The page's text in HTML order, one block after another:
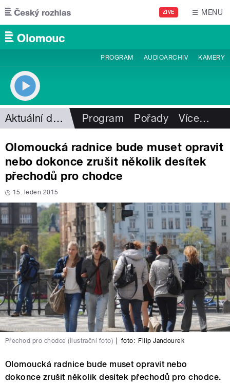
Přejít k hlavnímu obsahu
ŽIVĚ MENU
PROGRAM AUDIOARCHIV KAMERY
Aktuální dění Program Pořady Více…
Olomoucká radnice bude muset opravit
nebo dokonce zrušit několik desítek
přechodů pro chodce
15. leden 2015
Přechod pro chodce (ilustrační foto) foto: Filip Jandourek
Olomoucká radnice bude muset opravit nebo
dokonce zrušit několik desítek přechodů pro chodce.